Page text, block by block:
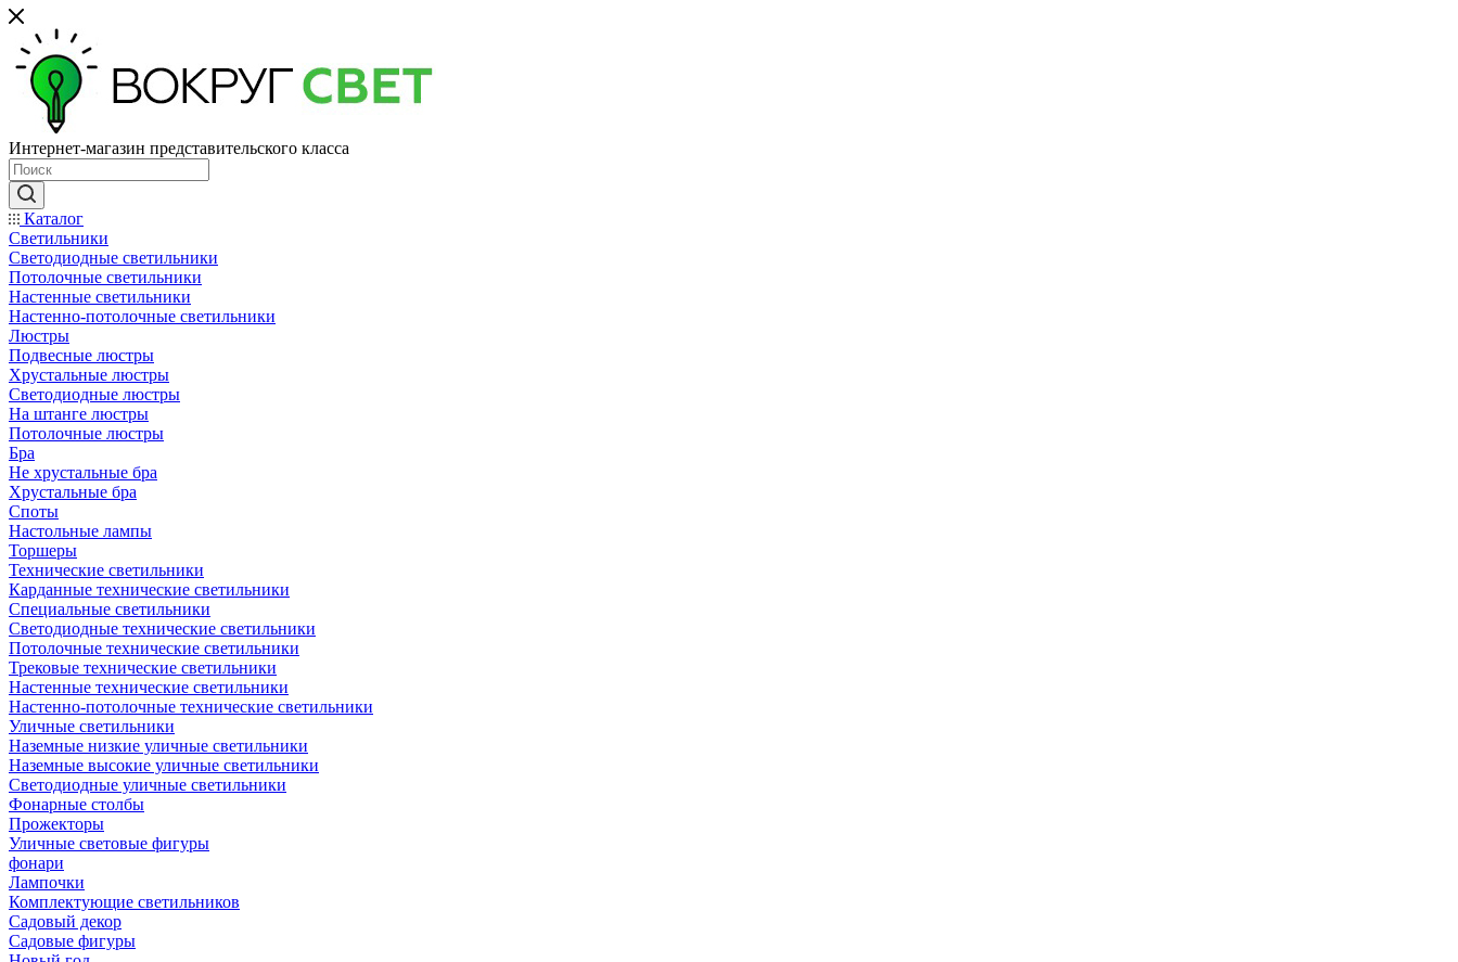
Интернет-магазин представительского класса
Каталог
Светильники
Светодиодные светильники
Потолочные светильники
Настенные светильники
Настенно-потолочные светильники
Люстры
Подвесные люстры
Хрустальные люстры
Светодиодные люстры
На штанге люстры
Потолочные люстры
Бра
Не хрустальные бра
Хрустальные бра
Споты
Настольные лампы
Торшеры
Технические светильники
Карданные технические светильники
Специальные светильники
Светодиодные технические светильники
Потолочные технические светильники
Трековые технические светильники
Настенные технические светильники
Настенно-потолочные технические светильники
Уличные светильники
Наземные низкие уличные светильники
Наземные высокие уличные светильники
Светодиодные уличные светильники
Фонарные столбы
Прожекторы
Уличные световые фигуры
фонари
Лампочки
Комплектующие светильников
Садовый декор
Садовые фигуры